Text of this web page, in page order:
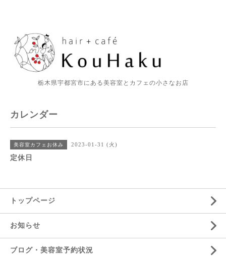
栃木県宇都宮市にある美容室とカフェの小さなお店
カレンダー
美容室カフェお休み 2023-01-31 (火)
定休日
トップページ
お知らせ
ブログ・美容室予約状況